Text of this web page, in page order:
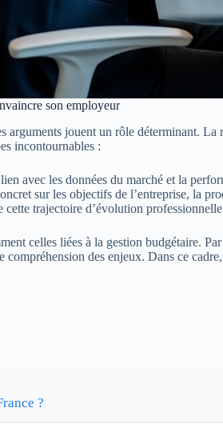
son employeur
jouent un rôle déterminant.
incontournables :
avec les données du marché et la
sur les objectifs de l’entreprise, la
cette trajectoire d’évolution
celles liées à la gestion budgétaire.
des enjeux. Dans ce
?